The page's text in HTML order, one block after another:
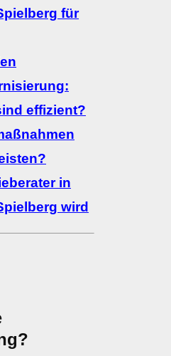
für
effizient?
in
wird